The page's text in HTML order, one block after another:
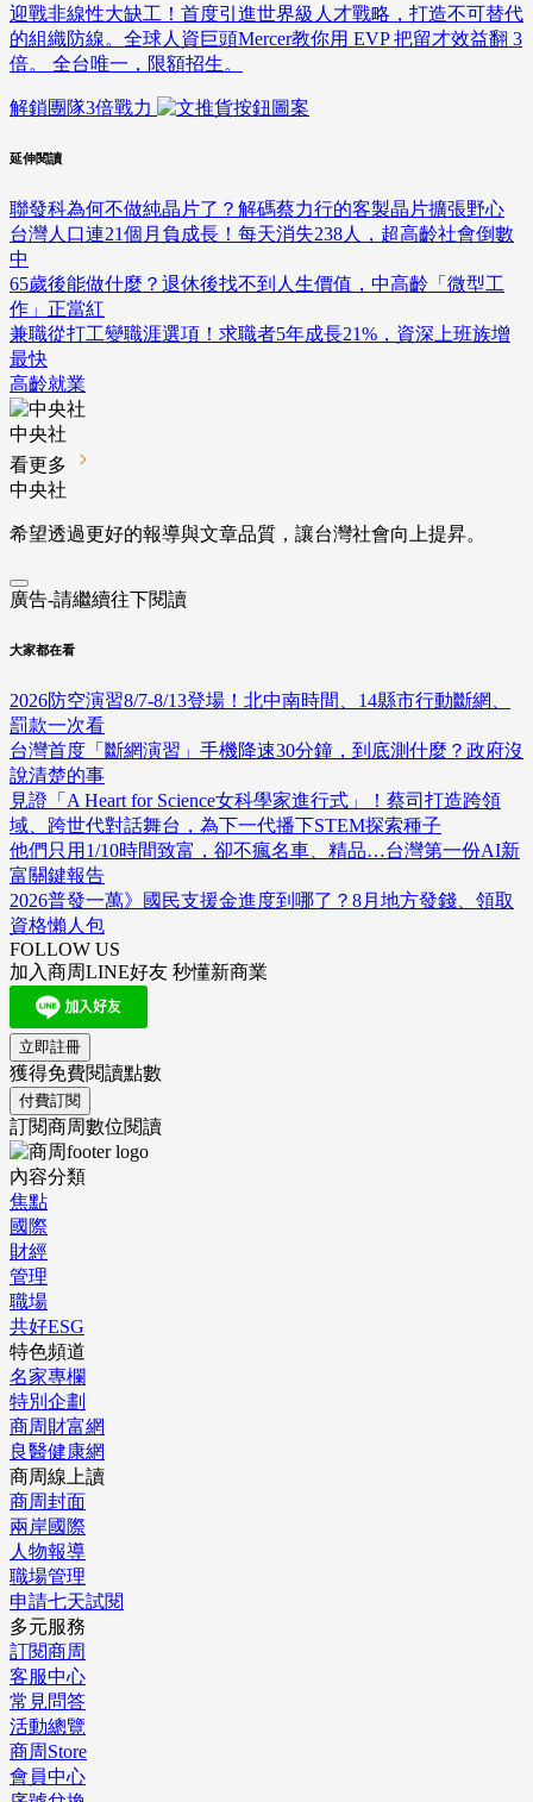
迎戰非線性大缺工！首度引進世界級人才戰略，打造不可替代
的組織防線。全球人資巨頭Mercer教你用 EVP 把留才效益翻 3
倍。 全台唯一，限額招生。
解鎖團隊3倍戰力
延伸閱讀
聯發科為何不做純晶片了？解碼蔡力行的客製晶片擴張野心
台灣人口連21個月負成長！每天消失238人，超高齡社會倒數
中
65歲後能做什麼？退休後找不到人生價值，中高齡「微型工
作」正當紅
兼職從打工變職涯選項！求職者5年成長21%，資深上班族增
最快
高齡就業
中央社
看更多
中央社
希望透過更好的報導與文章品質，讓台灣社會向上提昇。
廣告-請繼續往下閱讀
大家都在看
2026防空演習8/7-8/13登場！北中南時間、14縣市行動斷網、
罰款一次看
台灣首度「斷網演習」手機降速30分鐘，到底測什麼？政府沒
說清楚的事
見證「A Heart for Science女科學家進行式」！蔡司打造跨領
域、跨世代對話舞台，為下一代播下STEM探索種子
他們只用1/10時間致富，卻不瘋名車、精品…台灣第一份AI新
富關鍵報告
2026普發一萬》國民支援金進度到哪了？8月地方發錢、領取
資格懶人包
FOLLOW US
加入商周LINE好友 秒懂新商業
立即註冊
獲得免費閱讀點數
付費訂閱
訂閱商周數位閱讀
內容分類
焦點
國際
財經
管理
職場
共好ESG
特色頻道
名家專欄
特別企劃
商周財富網
良醫健康網
商周線上讀
商周封面
兩岸國際
人物報導
職場管理
申請七天試閱
多元服務
訂閱商周
客服中心
常見問答
活動總覽
商周Store
會員中心